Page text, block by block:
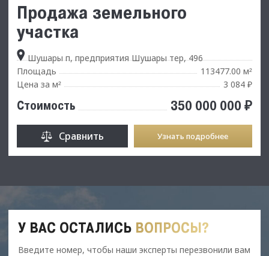
Продажа земельного
участка
Шушары п, предприятия Шушары тер, 496
Площадь
113477.00 м²
Цена за м² 3 084 ₽
Стоимость 350 000 000 ₽
Сравнить Узнать подробнее
У ВАС ОСТАЛИСЬ ВОПРОСЫ?
Введите номер, чтобы наши эксперты перезвонили вам